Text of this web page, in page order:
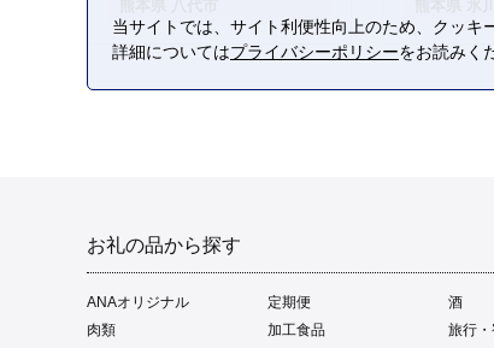
お礼の品から探す
ANAオリジナル 定期便
酒
肉類
加工食品
旅行
当サイトでは、サイト利便性向上のため、クッキ
詳細についてはプライバシーポリシーをお読みく